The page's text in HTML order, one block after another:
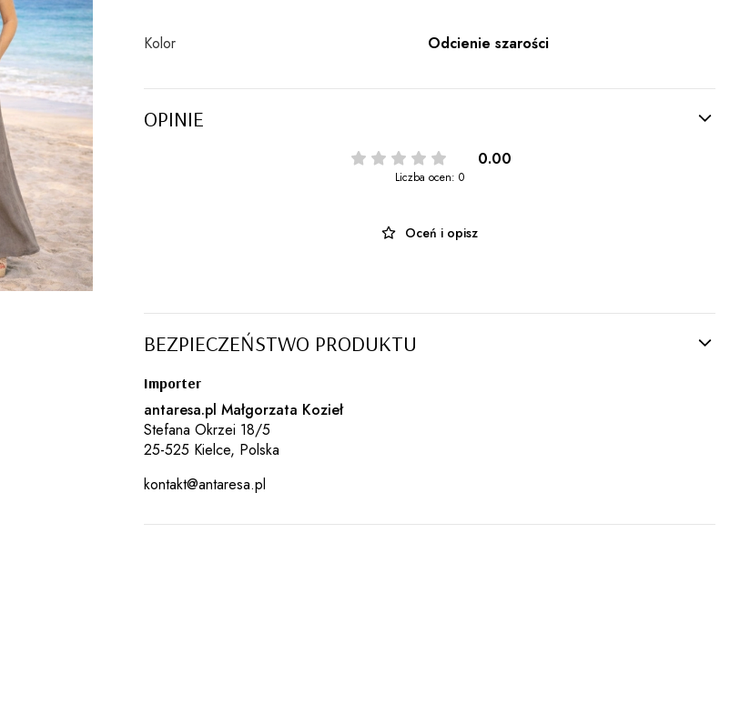
Kolor Odcienie szarości
OPINIE
0.00
Liczba ocen: 0
Oceń i opisz
BEZPIECZEŃSTWO PRODUKTU
Importer
antaresa.pl Małgorzata Kozieł
Stefana Okrzei 18/5
25-525 Kielce, Polska
kontakt@antaresa.pl